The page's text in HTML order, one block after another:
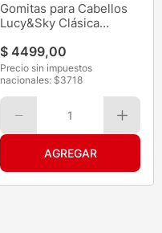
Gomitas para Cabellos
Lucy&Sky Clásica
$ 4499,00
Precio sin impuestos
nacionales: $3718
1